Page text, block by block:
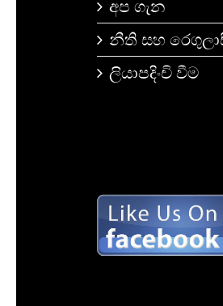
අප ගැන
නීති සහ
ලියාපදිංචි වීම